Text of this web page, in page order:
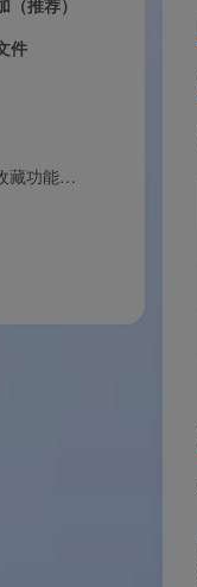
件
添加JavaScript一键收藏功能（可选）